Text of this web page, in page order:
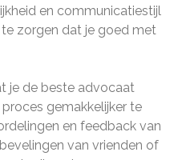
en communicatiestijl
zorgen dat je goed met
je de beste advocaat
gemakkelijker te
en feedback van
van vrienden of